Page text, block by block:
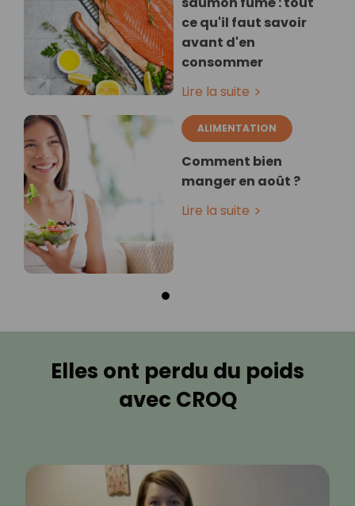
ce qu'il faut savoir
avant d'en
consommer
Lire la suite
ALIMENTATION
Comment bien
manger en août ?
Lire la suite
Elles ont perdu du poids
avec CROQ